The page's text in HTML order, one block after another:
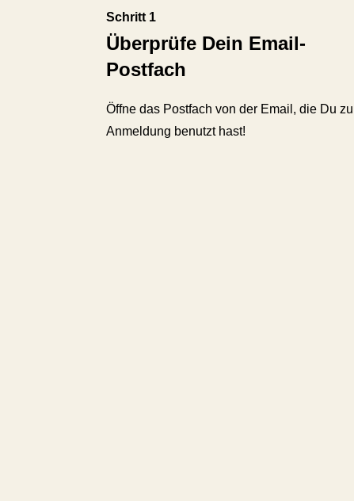
Schritt 1
Überprüfe Dein Email-
Postfach
Öffne das Postfach von der Email, die Du
Anmeldung benutzt hast!